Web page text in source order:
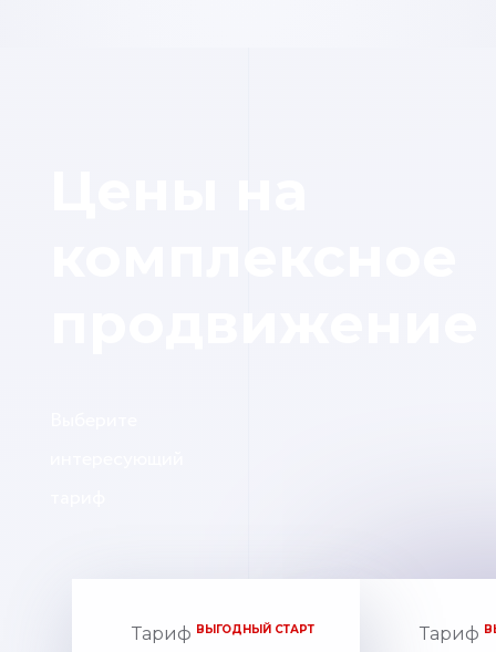
Тариф ВЫГОДНЫЙ СТАРТ Тариф